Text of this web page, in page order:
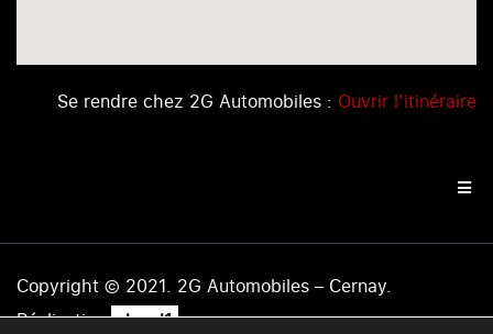
Se rendre chez 2G Automobiles : Ouvrir l’itinéraire
Copyright © 2021. 2G Automobiles – Cernay.
Réalisation .level1